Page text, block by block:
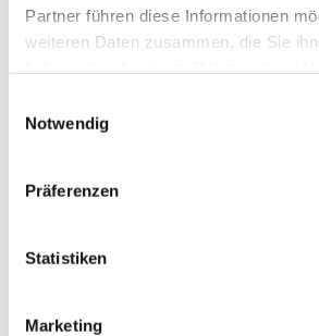
Partner führen diese Informationen
weiteren Daten zusammen, die Sie
Notwendig
Präferenzen
Statistiken
Marketing